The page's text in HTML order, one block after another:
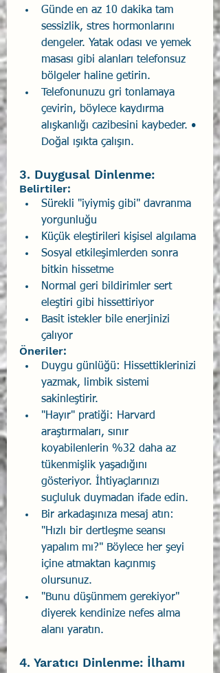
Günde en az 10 dakika tam
sessizlik, stres hormonlarını
dengeler. Yatak odası ve yemek
masası gibi alanları telefonsuz
bölgeler haline getirin.
Telefonunuzu gri tonlamaya
çevirin, böylece kaydırma
alışkanlığı cazibesini kaybeder. •
Doğal ışıkta çalışın.
3. Duygusal Dinlenme:
Belirtiler:
Sürekli "iyiymiş gibi" davranma
yorgunluğu
Küçük eleştirileri kişisel algılama
Sosyal etkileşimlerden sonra
bitkin hissetme
Normal geri bildirimler sert
eleştiri gibi hissettiriyor
Basit istekler bile enerjinizi
çalıyor
Öneriler:
Duygu günlüğü: Hissettiklerinizi
yazmak, limbik sistemi
sakinleştirir.
"Hayır" pratiği: Harvard
araştırmaları, sınır
koyabilenlerin %32 daha az
tükenmişlik yaşadığını
gösteriyor. İhtiyaçlarınızı
suçluluk duymadan ifade edin.
Bir arkadaşınıza mesaj atın:
"Hızlı bir dertleşme seansı
yapalım mı?" Böylece her şeyi
içine atmaktan kaçınmış
olursunuz.
"Bunu düşünmem gerekiyor"
diyerek kendinize nefes alma
alanı yaratın.
4. Yaratıcı Dinlenme: İlhamı